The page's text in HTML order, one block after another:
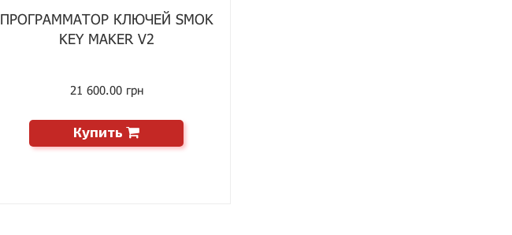
ПРОГРАММАТОР КЛЮЧЕЙ SMOK
KEY MAKER V2
21 600.00 грн
Купить